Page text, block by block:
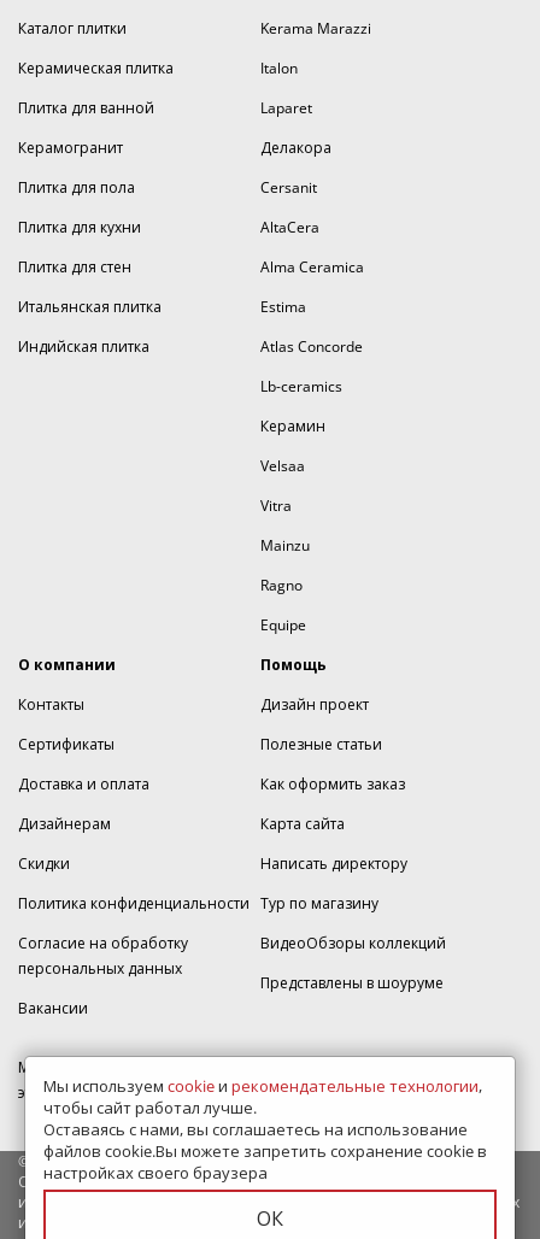
Каталог плитки
Керамическая плитка
Плитка для ванной
Керамогранит
Плитка для пола
Плитка для кухни
Плитка для стен
Итальянская плитка
Индийская плитка
Kerama Marazzi
Italon
Laparet
Делакора
Cersanit
AltaCera
Alma Ceramica
Estima
Atlas Concorde
Lb-ceramics
Керамин
Velsaa
Vitra
Mainzu
Ragno
Equipe
О компании
Контакты
Сертификаты
Доставка и оплата
Дизайнерам
Скидки
Политика конфиденциальности
Согласие на обработку
персональных данных
Вакансии
Помощь
Дизайн проект
Полезные статьи
Как оформить заказ
Карта сайта
Написать директору
Тур по магазину
ВидеоОбзоры коллекций
Представлены в шоуруме
МКАД 2км внешняя сторона, д. 2, ТРЦ "Шоколад" (РИО) Реутов, -1
этаж, магазин Плитка-SDVK.
© 2009—2026 г. Все права защищены
Обращаем Ваше внимание на то, что данный интернет-сайт носит
исключительно информационный характер и ни при каких условиях
информационные материалы и цены, размещенные на сайте, не
Мы используем cookieи рекомендательные технологии,
чтобы сайт работал лучше.
Оставаясь с нами, вы соглашаетесь на использование
файлов cookie.Вы можете запретить сохранение cookie в
настройках своего браузера
ОК